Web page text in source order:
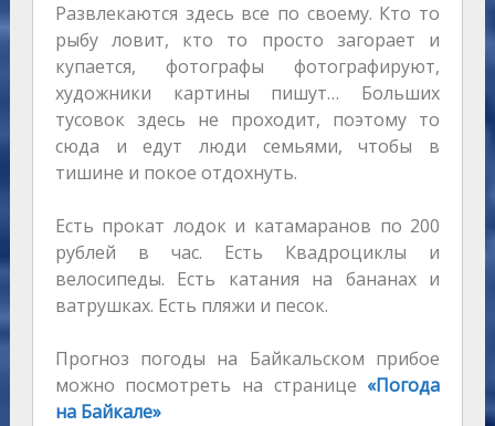
Развлекаются здесь все по своему. Кто то
рыбу ловит, кто то просто загорает и
купается, фотографы фотографируют,
художники картины пишут… Больших
тусовок здесь не проходит, поэтому то
сюда и едут люди семьями, чтобы в
тишине и покое отдохнуть.
Есть прокат лодок и катамаранов по 200
рублей в час. Есть Квадроциклы и
велосипеды. Есть катания на бананах и
ватрушках. Есть пляжи и песок.
Прогноз погоды на Байкальском прибое
можно посмотреть на странице «Погода
на Байкале»